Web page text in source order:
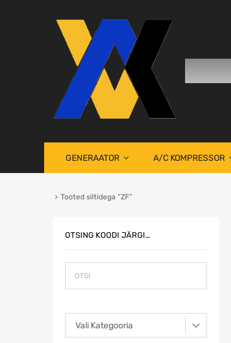
GENERAATOR A/C KOMPRESSOR
Tooted siltidega “ZF”
OTSING KOODI JÄRGI…